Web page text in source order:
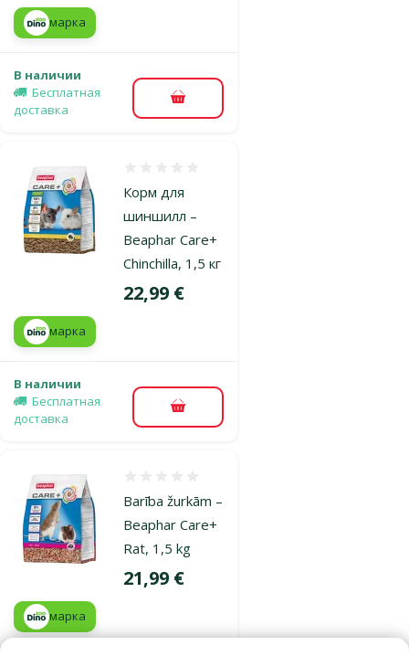
марка
В наличии
Бесплатная
доставка
В корзину
Корм для
шиншилл –
Beaphar Care+
Chinchilla, 1,5 кг
Цена
22,99 €
марка
В наличии
Бесплатная
доставка
В корзину
Barība žurkām –
Beaphar Care+
Rat, 1,5 kg
Цена
21,99 €
марка